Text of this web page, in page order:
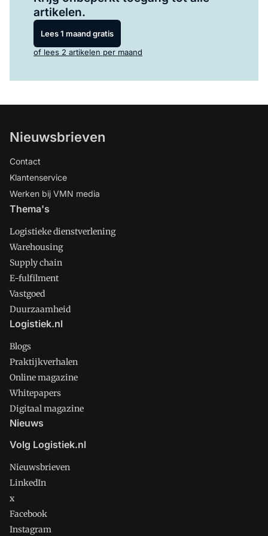
artikelen.
Lees 1 maand gratis
of lees 2 artikelen per maand
Nieuwsbrieven
Contact
Klantenservice
Werken bij VMN media
Thema's
Logistieke dienstverlening
Warehousing
Supply chain
E-fulfilment
Vastgoed
Duurzaamheid
Logistiek.nl
Blogs
Praktijkverhalen
Online magazine
Whitepapers
Digitaal magazine
Nieuws
Volg Logistiek.nl
Nieuwsbrieven
LinkedIn
x
Facebook
Instagram